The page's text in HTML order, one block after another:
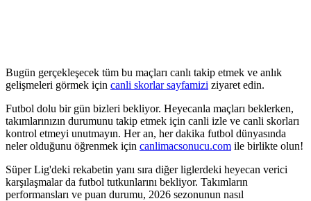
Bugün gerçekleşecek tüm bu maçları canlı takip etmek ve anlık
gelişmeleri görmek için canli skorlar sayfamizi ziyaret edin.
Futbol dolu bir gün bizleri bekliyor. Heyecanla maçları beklerken,
takımlarınızın durumunu takip etmek için canli izle ve canli skorları
kontrol etmeyi unutmayın. Her an, her dakika futbol dünyasında
neler olduğunu öğrenmek için canlimacsonucu.com ile birlikte olun!
Süper Lig'deki rekabetin yanı sıra diğer liglerdeki heyecan verici
karşılaşmalar da futbol tutkunlarını bekliyor. Takımların
performansları ve puan durumu, 2026 sezonunun nasıl